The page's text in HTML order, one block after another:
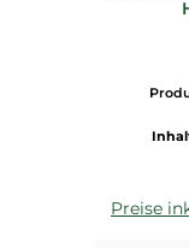
Preise